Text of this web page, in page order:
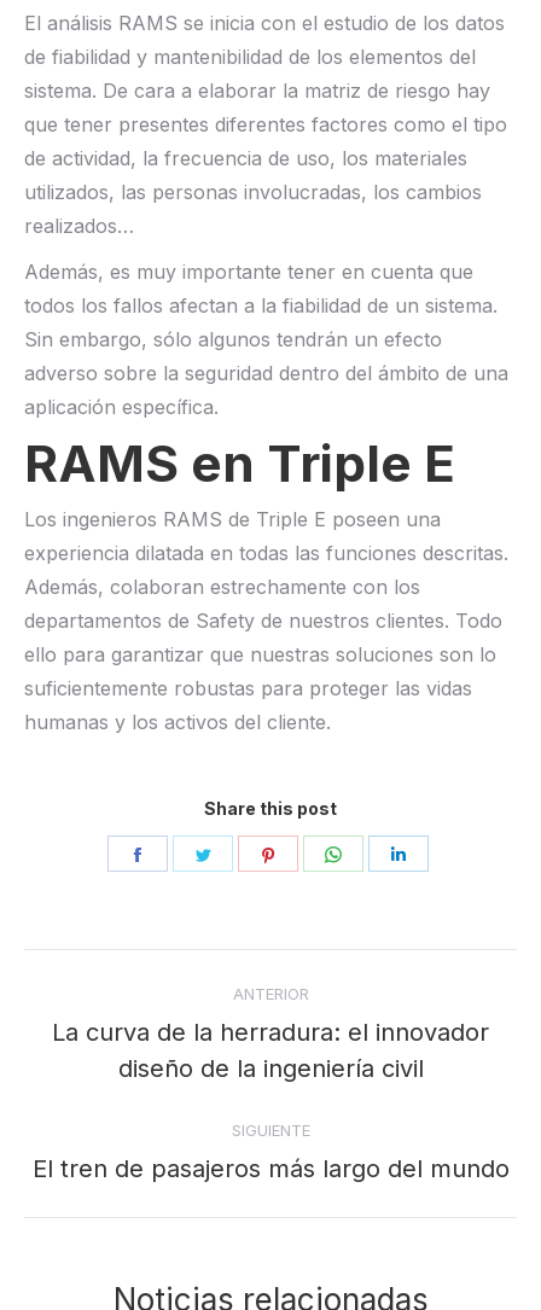
El análisis RAMS se inicia con el estudio de los datos
de fiabilidad y mantenibilidad de los elementos del
sistema. De cara a elaborar la matriz de riesgo hay
que tener presentes diferentes factores como el tipo
de actividad, la frecuencia de uso, los materiales
utilizados, las personas involucradas, los cambios
realizados…
Además, es muy importante tener en cuenta que
todos los fallos afectan a la fiabilidad de un sistema.
Sin embargo, sólo algunos tendrán un efecto
adverso sobre la seguridad dentro del ámbito de una
aplicación específica.
RAMS en Triple E
Los ingenieros RAMS de Triple E poseen una
experiencia dilatada en todas las funciones descritas.
Además, colaboran estrechamente con los
departamentos de Safety de nuestros clientes. Todo
ello para garantizar que nuestras soluciones son lo
suficientemente robustas para proteger las vidas
humanas y los activos del cliente.
Share this post
Share
Share
Share
Share
Navegación
entre
publicaciones
ANTERIOR
anterior:
La curva de la herradura: el innovador
diseño de la ingeniería civil
SIGUIENTE
Publicación
El tren de pasajeros más largo del mundo
Noticias relacionadas